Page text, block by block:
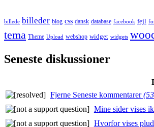
billede billeder blog css dansk database facebook fejl
tema Theme Upload webshop widget widgets
Seneste diskussioner
Fjerne Seneste kommentarer
Mine sider vises
Hvorfor vises